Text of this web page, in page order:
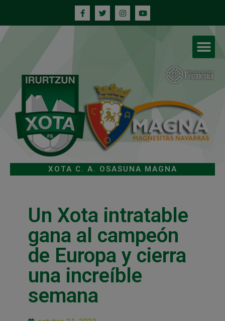
XOTA C. A. OSASUNA MAGNA
Un Xota intratable
gana al campeón
de Europa y cierra
una increíble
semana